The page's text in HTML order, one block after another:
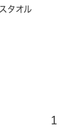
タオル
1